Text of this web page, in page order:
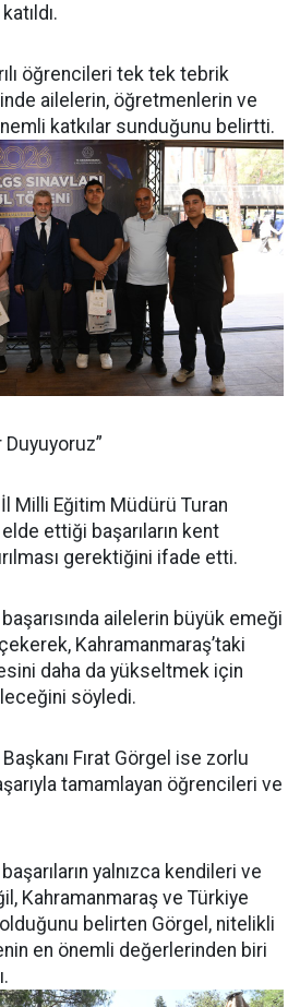
öğrencileri tek tek tebrik
ailelerin, öğretmenlerin ve
katkılar sunduğunu belirtti.
Duyuyoruz”
Milli Eğitim Müdürü Turan
ettiği başarıların kent
gerektiğini ifade etti.
ailelerin büyük emeği
Kahramanmaraş’taki
daha da yükseltmek için
söyledi.
Fırat Görgel ise zorlu
tamamlayan öğrencileri ve
yalnızca kendileri ve
Kahramanmaraş ve Türkiye
olduğunu belirten Görgel, nitelikli
en önemli değerlerinden biri